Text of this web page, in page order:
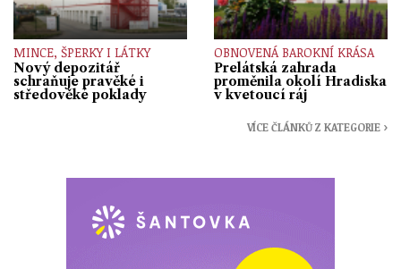
MINCE, ŠPERKY I LÁTKY
Nový depozitář
schraňuje pravěké i
středověké poklady
OBNOVENÁ BAROKNÍ KRÁSA
Prelátská zahrada
proměnila okolí Hradiska
v kvetoucí ráj
VÍCE ČLÁNKŮ Z KATEGORIE ›